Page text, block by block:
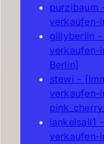
purzlbaum
verkaufen-
gillyberlin
verkaufen-
Berlin]
stewi -
verkaufen-
iankelsall1
verkaufen-